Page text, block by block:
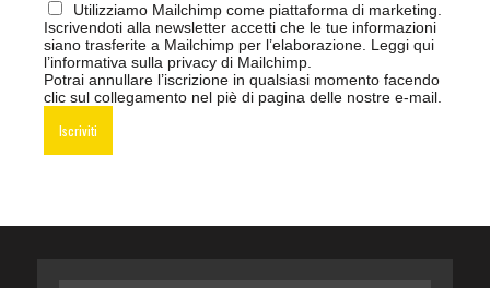
Utilizziamo Mailchimp come piattaforma di marketing.
Iscrivendoti alla newsletter accetti che le tue informazioni
siano trasferite a Mailchimp per l’elaborazione. Leggi qui
l’informativa sulla privacy di Mailchimp
Potrai annullare l’iscrizione in qualsiasi momento facendo
clic sul collegamento nel piè di pagina delle nostre e-mail.